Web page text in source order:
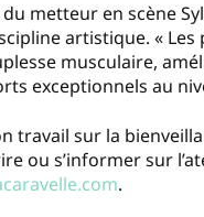
metteur en scène
artistique. «
musculaire,
exceptionnels au
travail sur la
ou s’informer sur
.